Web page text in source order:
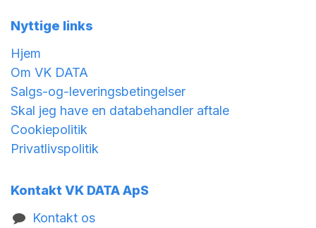
Nyttige links
Hjem
Om VK DATA
Salgs-og-leveringsbetingelser
Skal jeg have en databehandler aftale
Cookiepolitik
Privatlivspolitik
Kontakt VK DATA ApS
Kontakt os